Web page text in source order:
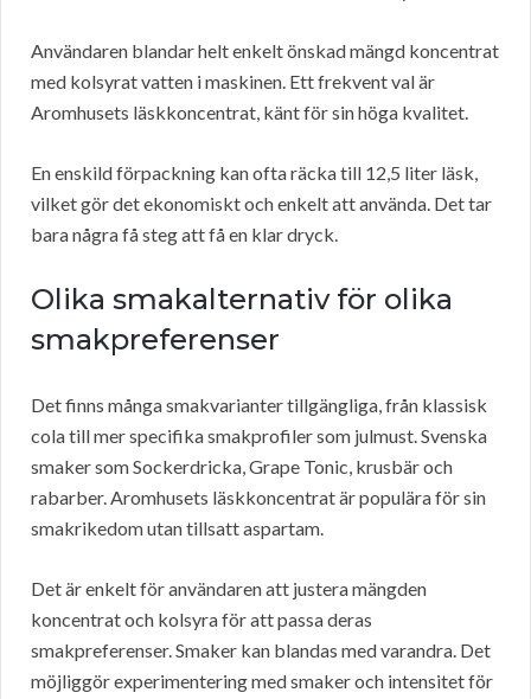
Användaren blandar helt enkelt önskad mängd koncentrat
med kolsyrat vatten i maskinen. Ett frekvent val är
Aromhusets läskkoncentrat, känt för sin höga kvalitet.
En enskild förpackning kan ofta räcka till 12,5 liter läsk,
vilket gör det ekonomiskt och enkelt att använda. Det tar
bara några få steg att få en klar dryck.
Olika smakalternativ för olika
smakpreferenser
Det finns många smakvarianter tillgängliga, från klassisk
cola till mer specifika smakprofiler som julmust. Svenska
smaker som Sockerdricka, Grape Tonic, krusbär och
rabarber. Aromhusets läskkoncentrat är populära för sin
smakrikedom utan tillsatt aspartam.
Det är enkelt för användaren att justera mängden
koncentrat och kolsyra för att passa deras
smakpreferenser. Smaker kan blandas med varandra. Det
möjliggör experimentering med smaker och intensitet för